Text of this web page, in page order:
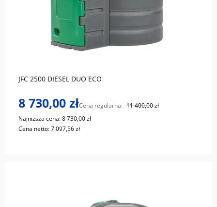
JFC 2500 DIESEL DUO ECO
8 730,00 złCena regularna: 11 400,00 zł
Najniższa cena:8 730,00 zł
Cena netto:7 097,56 zł
do koszyka